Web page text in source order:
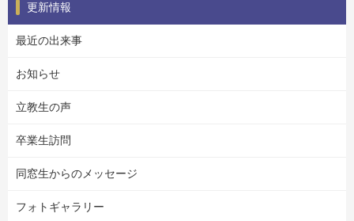
更新情報
最近の出来事
お知らせ
立教生の声
卒業生訪問
同窓生からのメッセージ
フォトギャラリー